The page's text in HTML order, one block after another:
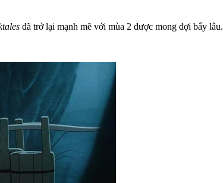
đã trở lại mạnh mẽ với mùa 2 được mong đợi bấy lâu.